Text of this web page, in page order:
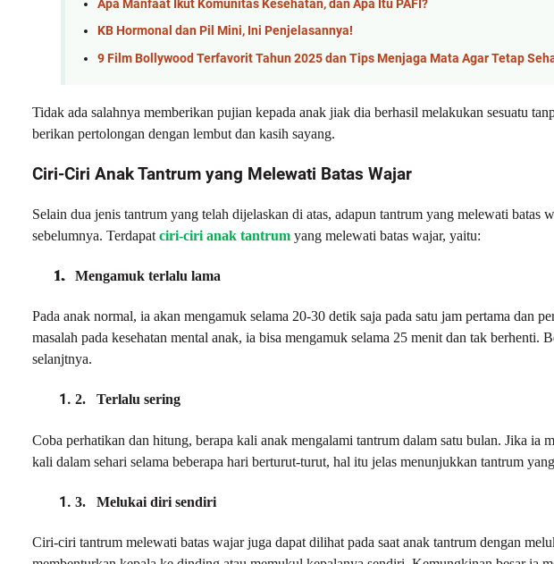
Apa Manfaat Ikut Komunitas Kesehatan, dan Apa Itu PAFI?
KB Hormonal dan Pil Mini, Ini Penjelasannya!
9 Film Bollywood Terfavorit Tahun 2025 dan Tips Menjaga Mata Agar Tetap
Tidak ada salahnya memberikan pujian kepada anak jiak dia berhasil melakukan sesuatu
berikan pertolongan dengan lembut dan kasih sayang.
Ciri-Ciri Anak Tantrum yang Melewati Batas Wajar
Selain dua jenis tantrum yang telah dijelaskan di atas, adapun tantrum yang melewati batas
sebelumnya. Terdapat ciri-ciri anak tantrum yang melewati batas wajar, yaitu:
1. Mengamuk terlalu lama
Pada anak normal, ia akan mengamuk selama 20-30 detik saja pada satu jam pertama dan
masalah pada kesehatan mental anak, ia bisa mengamuk selama 25 menit dan tak berhenti.
selanjtnya.
2. Terlalu sering
Coba perhatikan dan hitung, berapa kali anak mengalami tantrum dalam satu bulan. Jika ia
kali dalam sehari selama beberapa hari berturut-turut, hal itu jelas menunjukkan tantrum
3. Melukai diri sendiri
Ciri-ciri tantrum melewati batas wajar juga dapat dilihat pada saat anak tantrum dengan